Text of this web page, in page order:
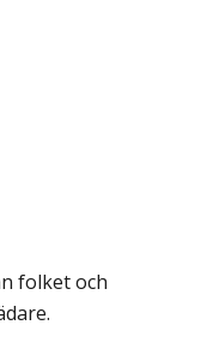
folket och